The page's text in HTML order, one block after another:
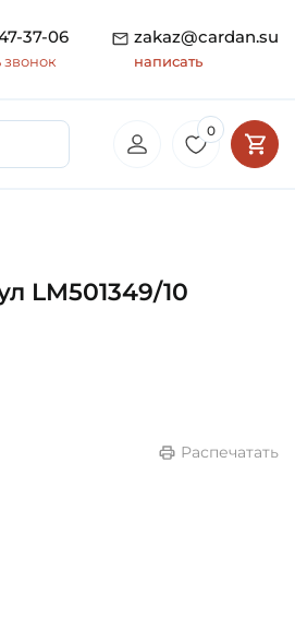
37-06
звонок
zakaz@cardan.su
написать
0
LM501349/10
Распечатать